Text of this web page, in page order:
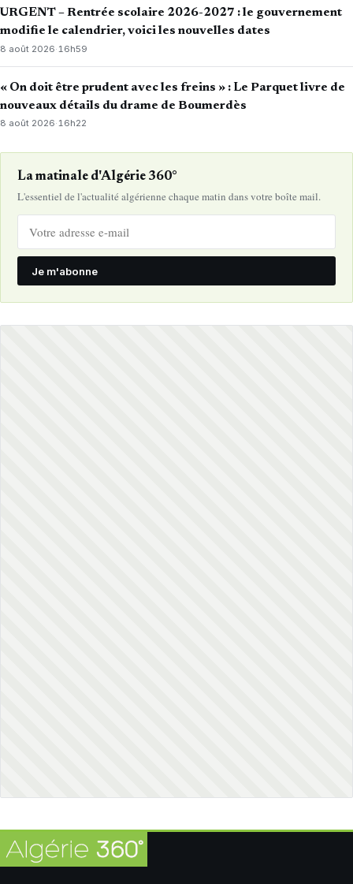
URGENT – Rentrée scolaire 2026-2027 : le gouvernement
modifie le calendrier, voici les nouvelles dates
8 août 2026·16h59
« On doit être prudent avec les freins » : Le Parquet livre de
nouveaux détails du drame de Boumerdès
8 août 2026·16h22
La matinale d'Algérie 360°
L'essentiel de l'actualité algérienne chaque matin dans votre boîte mail.
Je m'abonne